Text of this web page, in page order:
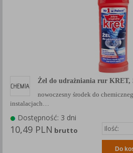
Żel do udrażniania rur KRET,
nowoczesny środek do
instalacjach…
Dostępność: 3 dni
10,49 PLN brutto
Do